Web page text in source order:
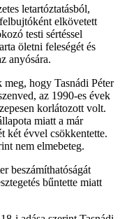
letartóztatásból,
elkövetett
testi sértéssel
öletni feleségét és
anyósára.
hogy Tasnádi Péter
az 1990-es évek
korlátozott volt.
miatt a már
két évvel csökkentette.
nem elmebeteg.
beszámíthatóságát
bűntette miatt